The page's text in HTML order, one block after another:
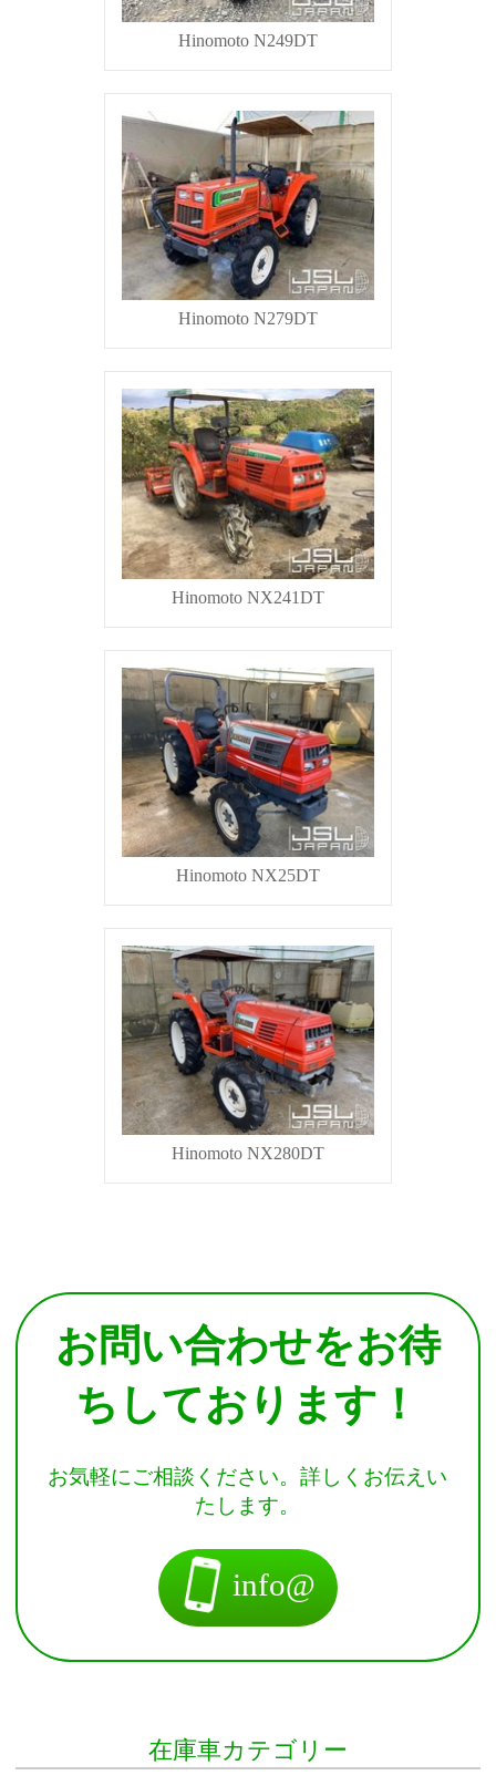
Hinomoto N249DT
Hinomoto N279DT
Hinomoto NX241DT
Hinomoto NX25DT
Hinomoto NX280DT
お問い合わせをお待
ちしております！
お気軽にご相談ください。詳しくお伝えい
たします。
info@
在庫車カテゴリー